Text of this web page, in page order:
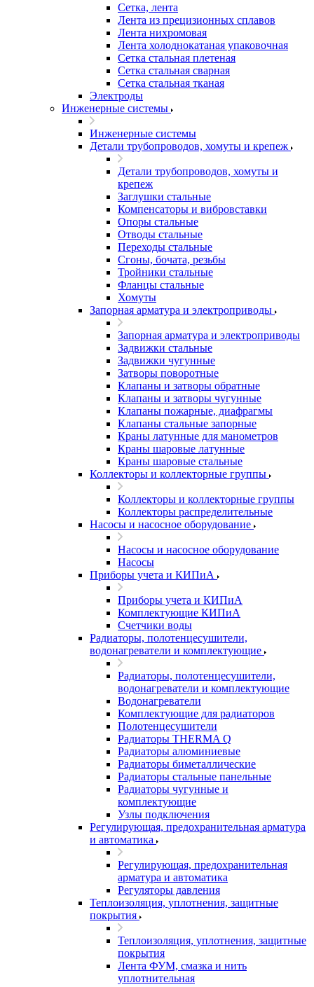
Сетка, лента
Лента из прецизионных сплавов
Лента нихромовая
Лента холоднокатаная упаковочная
Сетка стальная плетеная
Сетка стальная сварная
Сетка стальная тканая
Электроды
Инженерные системы
Инженерные системы
Детали трубопроводов, хомуты и крепеж
Детали трубопроводов, хомуты и
крепеж
Заглушки стальные
Компенсаторы и вибровставки
Опоры стальные
Отводы стальные
Переходы стальные
Сгоны, бочата, резьбы
Тройники стальные
Фланцы стальные
Хомуты
Запорная арматура и электроприводы
Запорная арматура и электроприводы
Задвижки стальные
Задвижки чугунные
Затворы поворотные
Клапаны и затворы обратные
Клапаны и затворы чугунные
Клапаны пожарные, диафрагмы
Клапаны стальные запорные
Краны латунные для манометров
Краны шаровые латунные
Краны шаровые стальные
Коллекторы и коллекторные группы
Коллекторы и коллекторные группы
Коллекторы распределительные
Насосы и насосное оборудование
Насосы и насосное оборудование
Насосы
Приборы учета и КИПиА
Приборы учета и КИПиА
Комплектующие КИПиА
Счетчики воды
Радиаторы, полотенцесушители,
водонагреватели и комплектующие
Радиаторы, полотенцесушители,
водонагреватели и комплектующие
Водонагреватели
Комплектующие для радиаторов
Полотенцесушители
Радиаторы THERMA Q
Радиаторы алюминиевые
Радиаторы биметаллические
Радиаторы стальные панельные
Радиаторы чугунные и
комплектующие
Узлы подключения
Регулирующая, предохранительная арматура
и автоматика
Регулирующая, предохранительная
арматура и автоматика
Регуляторы давления
Теплоизоляция, уплотнения, защитные
покрытия
Теплоизоляция, уплотнения, защитные
покрытия
Лента ФУМ, смазка и нить
уплотнительная